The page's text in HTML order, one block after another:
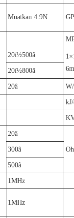
Muatkan 4.9N
20ï½500â
20ï½800â
20â
20â
300â
500â
1MHz
1MHz